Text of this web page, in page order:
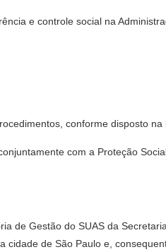
e controle social na
conforme disposto na
com a Proteção
de Gestão do SUAS da
cidade de São Paulo e,